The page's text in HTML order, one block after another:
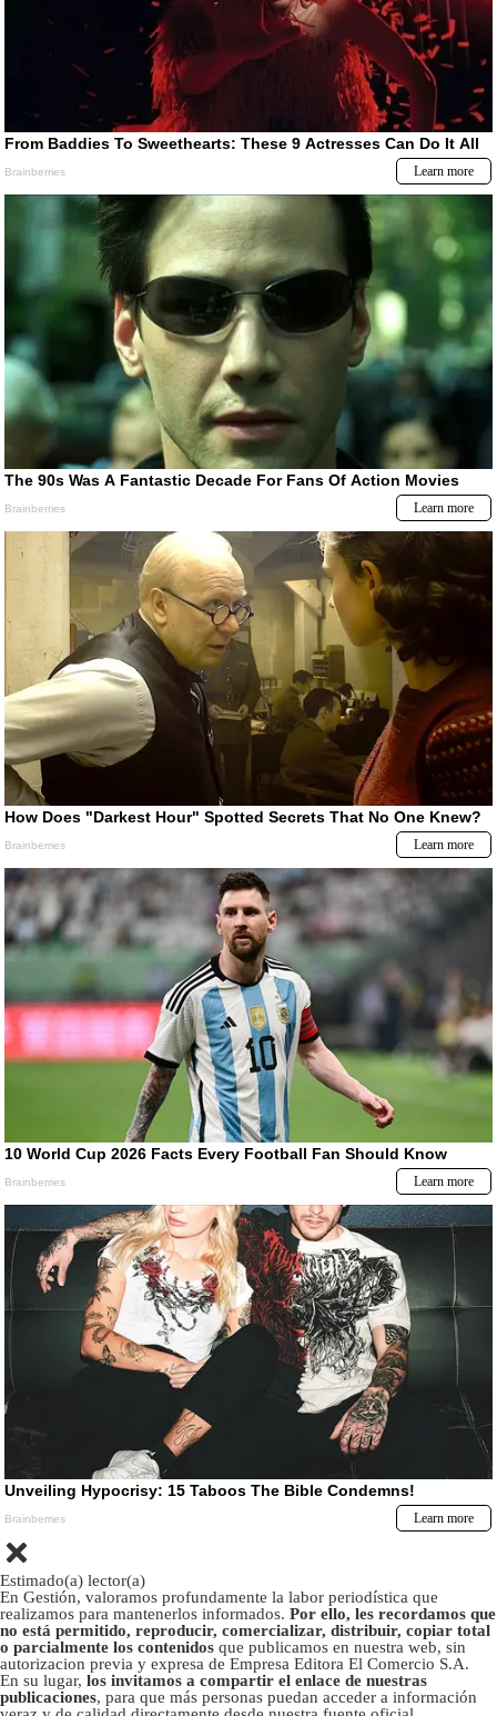
Estimado(a) lector(a)
En Gestión, valoramos profundamente la labor periodística que
realizamos para mantenerlos informados. Por ello, les recordamos que
no está permitido, reproducir, comercializar, distribuir, copiar total
o parcialmente los contenidos que publicamos en nuestra web, sin
autorizacion previa y expresa de Empresa Editora El Comercio S.A.
En su lugar, los invitamos a compartir el enlace de nuestras
publicaciones, para que más personas puedan acceder a información